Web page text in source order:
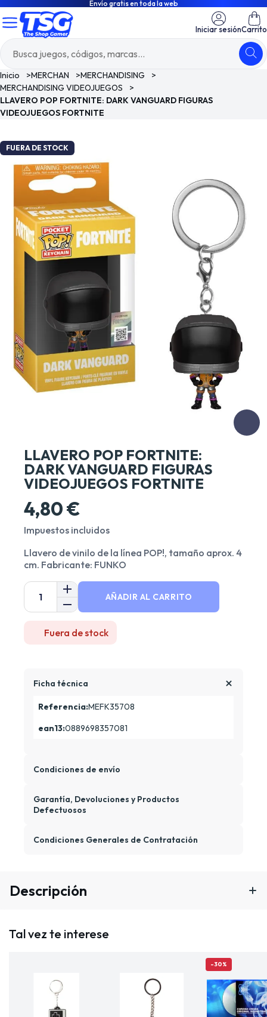
Envío gratis en toda la web
Iniciar sesiónCarrito
Inicio >MERCHAN >MERCHANDISING
>
MERCHANDISING VIDEOJUEGOS
>
LLAVERO POP FORTNITE: DARK VANGUARD FIGURAS
VIDEOJUEGOS FORTNITE
FUERA DE STOCK
LLAVERO POP FORTNITE:
DARK VANGUARD FIGURAS
VIDEOJUEGOS FORTNITE
4,80 €
Impuestos incluidos
Llavero de vinilo de la línea POP!, tamaño aprox. 4
cm. Fabricante: FUNKO
AÑADIR AL CARRITO
Fuera de stock
Ficha técnica
Referencia:MEFK35708
ean13:0889698357081
Condiciones de envío
Garantía, Devoluciones y Productos
Defectuosos
Condiciones Generales de Contratación
Descripción
Tal vez te interese
-30%